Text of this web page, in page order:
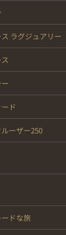
ラグジュアリー
ド
ーザー250
ドな旅